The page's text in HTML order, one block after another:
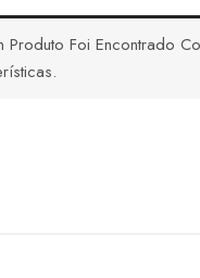
Produto Foi Encontrado